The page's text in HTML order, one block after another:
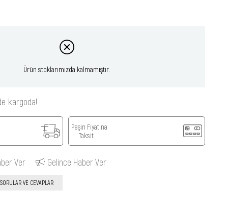
Ürün stoklarımızda kalmamıştır.
kargoda!
Peşin Fiyatına
Taksit
Ver Gelince Haber Ver
SORULAR VE CEVAPLAR